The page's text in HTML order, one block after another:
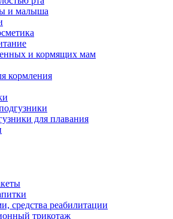
и малыша
и кормящих мам
кормления
для плавания
средства реабилитации
трикотаж